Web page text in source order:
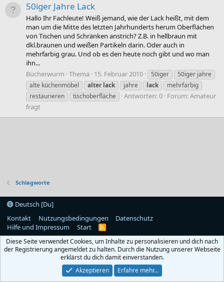
50iger Jahre Lack
Hallo Ihr Fachleute! Weiß jemand, wie der Lack heißt, mit dem
man um die Mitte des letzten Jahrhunderts herum Oberflächen
von Tischen und Schränken anstrich? Z.B. in hellbraun mit
dkl.braunen und weißen Partikeln darin. Oder auch in
mehrfarbig grau. Und ob es den heute noch gibt und wo man
ihn...
Bücherwurm Thema 15. Februar 2010 50iger
50iger jahre
alte küchenmöbel
alter lack jahre lack
mehrfarbig
restaurieren
tischoberfläche Antworten: 0 Forum:Amateur
fragt
Schlagworte
Deutsch [Du]
Kontakt
Nutzungsbedingungen
Datenschutz
Hilfe und Impressum
Start
R
S
Diese Seite verwendet Cookies, um Inhalte zu personalisieren und dich nach
der Registrierung angemeldet zu halten. Durch die Nutzung unserer Webseite
erklärst du dich damit einverstanden.
Akzeptieren
Erfahre mehr…